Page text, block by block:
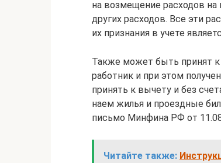
на возмещение расходов
других расходов. Все эти
их признания в учете
Также может быть принят к
работник и при этом
принять к вычету и без
наем жилья и проездные
письмо Минфина РФ от
Читайте также: